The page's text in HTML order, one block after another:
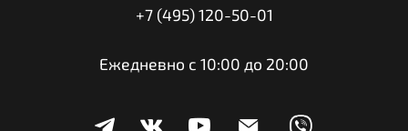
+7 (495) 120-50-01
Ежедневно с 10:00 до 20:00